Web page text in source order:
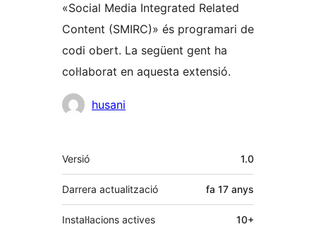
«Social Media Integrated Related
Content (SMIRC)» és programari de
codi obert. La següent gent ha
col·laborat en aquesta extensió.
Col·laboradors
husani
Meta
Versió 1.0
Darrera actualització fa 17 anys
Instal·lacions actives 10+